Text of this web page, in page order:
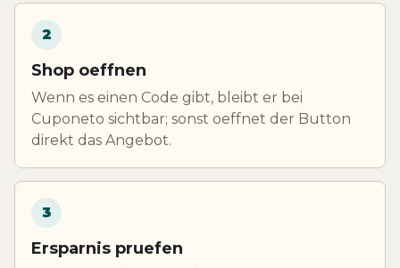
2
Shop oeffnen
Wenn es einen Code gibt, bleibt er bei
Cuponeto sichtbar; sonst oeffnet der Button
direkt das Angebot.
3
Ersparnis pruefen